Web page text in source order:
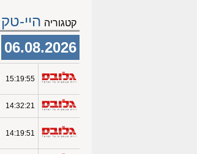
קטגוריה היי-טק
06.08.2026
15:19:55
14:32:21
14:19:51